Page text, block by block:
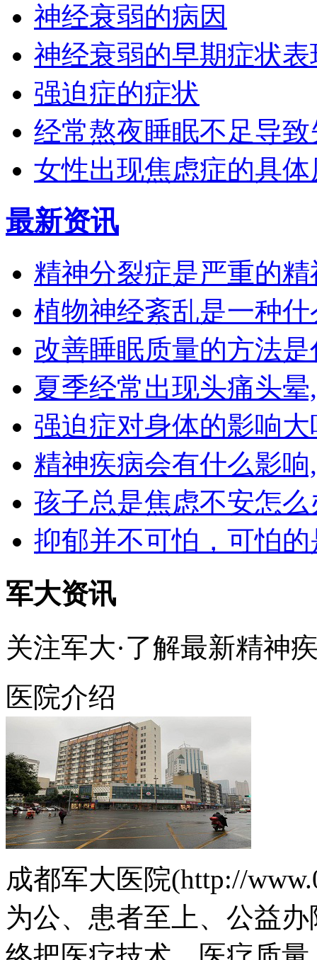
神经衰弱的病因
神经衰弱的早期症状表
强迫症的症状
经常熬夜睡眠不足导
女性出现焦虑症的具
最新资讯
精神分裂症是严重的
植物神经紊乱是一种
改善睡眠质量的方法
夏季经常出现头痛头
强迫症对身体的影响
精神疾病会有什么影
孩子总是焦虑不安怎
抑郁并不可怕，可怕
军大资讯
关注军大·了解最新精神
医院介绍
成都军大医院(http://
为公、患者至上、公益